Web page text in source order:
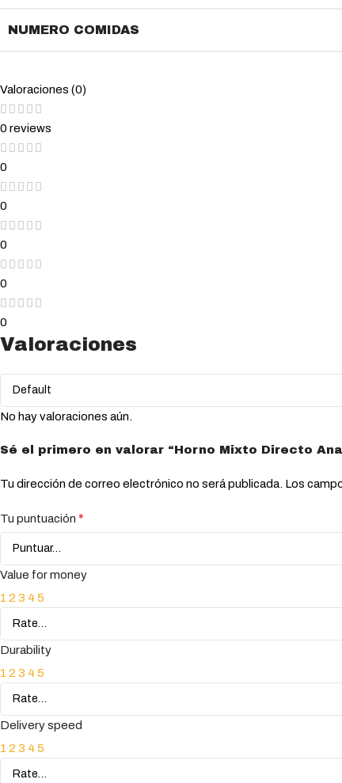
NUMERO COMIDAS
Valoraciones (0)
0 reviews
0
0
0
0
0
Valoraciones
No hay valoraciones aún.
Sé el primero en valorar “Horno Mixto Directo
Tu dirección de correo electrónico no será publicada. Los
Tu puntuación *
Value for money
1 2 3 4 5
Durability
1 2 3 4 5
Delivery speed
1 2 3 4 5